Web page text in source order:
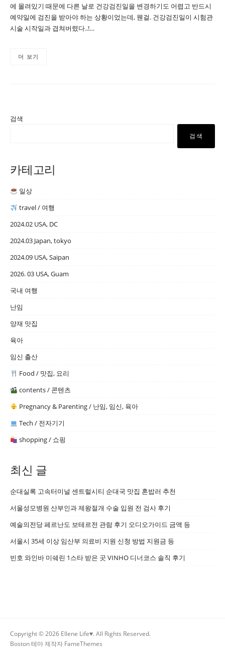
에 몰려있기 때문에 다른 날로 건강검진일을 변경하기도 어렵고 반드시
예약일에 검진을 받아야 하는 상황이었는데, 웬걸. 건강검진일이 시험관
시술 시작일과 겹쳐버렸다..!…
더 보기
검색
검색
카테고리
일상
travel / 여행
2024.02 USA, DC
2024.03 Japan, tokyo
2024.09 USA, Saipan
2026. 03 USA, Guam
국내 여행
난임
양재 맛집
육아
임신 출산
Food / 맛집, 요리
contents / 콘텐츠
Pregnancy & Parenting / 난임, 임신, 육아
Tech / 전자기기
shopping / 쇼핑
최신 글
순대실록 고속터미널 센트럴시티 순대국 맛집 혼밥러 추천
서울성모병원 산부인과 제왕절개 수술 입원 전 검사 후기
예술의전당 페르난도 보테르전 관람 후기 오디오가이드 금액 등
서울시 35세 이상 임산부 의료비 지원 신청 방법 지원금 등
빈호 와인바 미쉐린 1스타 받은 곳 VINHO 디너코스 솔직 후기
Copyright © 2026 Ellene Life♥. All Rights Reserved.
Boston 테마 제작자 FameThemes